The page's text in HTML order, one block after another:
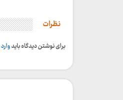
نظرات
برای نوشتن دیدگاه باید